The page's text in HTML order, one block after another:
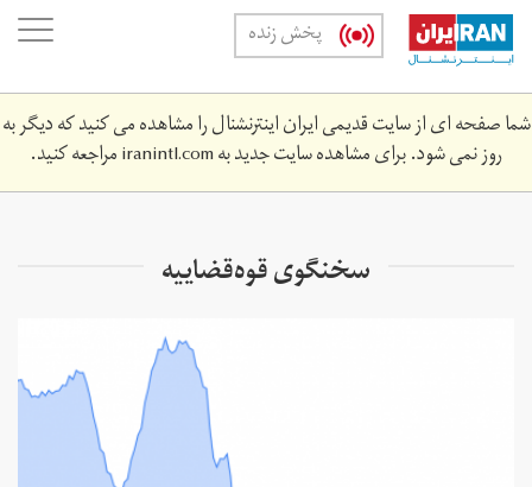
Skip
main
content
پخش زنده
شما صفحه ای از سایت قدیمی ایران اینترنشنال را مشاهده می کنید که دیگر به
روز نمی شود. برای مشاهده سایت جدید بهiranintl.comمراجعه کنید.
سخنگوی قوه‌قضاییه